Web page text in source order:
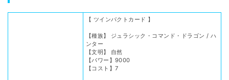
【 ツインパクトカード 】
【種族】 ジュラシック・コマンド・ドラゴン / ハ
ンター
【文明】 自然
【パワー】9000
【コスト】7